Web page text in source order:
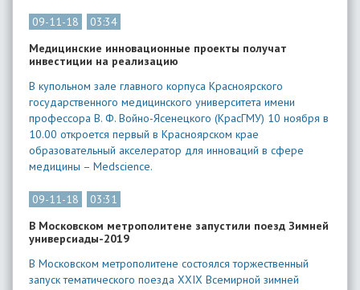
09-11-18
03:34
Медицинские инновационные проекты получат
инвестиции на реализацию
В купольном зале главного корпуса Красноярского
государственного медицинского университета имени
профессора В. Ф. Войно-Ясенецкого (КрасГМУ) 10 ноября в
10.00 откроется первый в Красноярском крае
образовательный акселератор для инноваций в сфере
медицины – Medscience.
09-11-18
03:31
В Московском метрополитене запустили поезд Зимней
универсиады-2019
В Московском метрополитене состоялся торжественный
запуск тематического поезда XXIX Всемирной зимней